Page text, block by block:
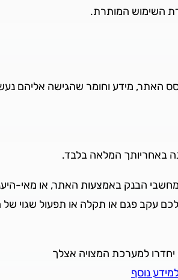
השימוש המותרת.
האתר, מידע וחומר שהגישה אליהם
באחריותך המלאה בלבד.
הבנק באמצעות האתר, או מאי-
עקב פגם או תקלה או תפעול שגוי
יחדרו למערכת המצויה אצלך
נוסף